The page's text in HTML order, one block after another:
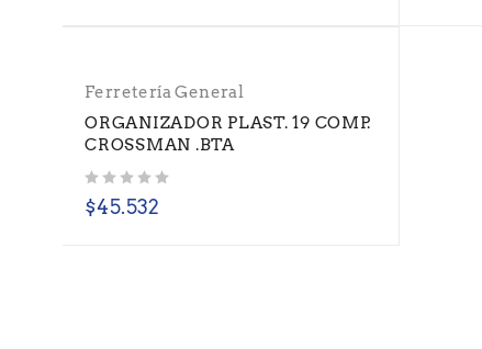
Ferretería General
ORGANIZADOR PLAST. 19 COMP.
CROSSMAN .BTA
$45.532